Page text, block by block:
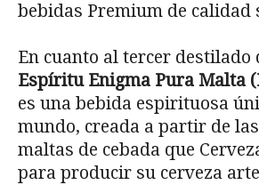
bebidas Premium de calidad
En cuanto al tercer destilado
Espíritu Enigma Pura Malta
es una bebida espirituosa
mundo, creada a partir de
maltas de cebada que
para producir su cerveza